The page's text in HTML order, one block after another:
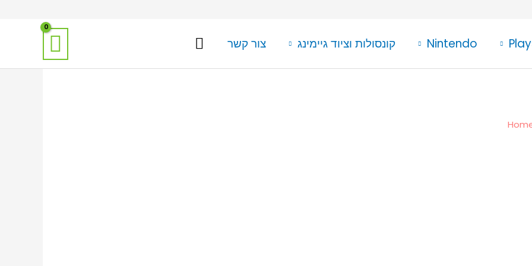
Nintendo קונסולות וציוד גיימינג צור קשר